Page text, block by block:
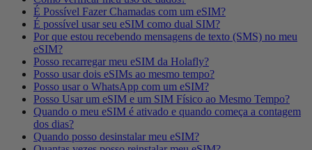
É Possível Fazer Chamadas com um eSIM?
É possível usar seu eSIM como dual SIM?
Por que estou recebendo mensagens de texto (SMS) no meu
eSIM?
Posso recarregar meu eSIM da Holafly?
Posso usar dois eSIMs ao mesmo tempo?
Posso usar o WhatsApp com um eSIM?
Posso Usar um eSIM e um SIM Físico ao Mesmo Tempo?
Quando o meu eSIM é ativado e quando começa a contagem
dos dias?
Quando posso desinstalar meu eSIM?